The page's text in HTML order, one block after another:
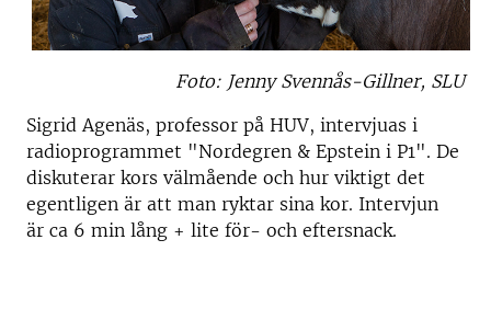
Foto: Jenny Svennås-Gillner, SLU
Sigrid Agenäs, professor på HUV, intervjuas i
radioprogrammet "Nordegren & Epstein i P1". De
diskuterar kors välmående och hur viktigt det
egentligen är att man ryktar sina kor. Intervjun
är ca 6 min lång + lite för- och eftersnack.